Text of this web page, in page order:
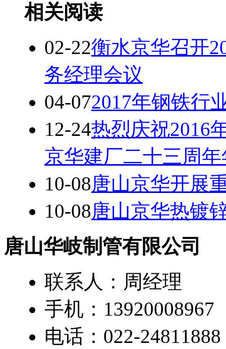
相关阅读
02-22衡水京华召开
务经理会议
04-072017年钢铁行
12-24热烈庆祝2016
京华建厂二十三周
10-08唐山京华开展
10-08唐山京华热镀
唐山华岐制管有限公司
联系人：周经理
手机：13920008967
电话：022-24811888